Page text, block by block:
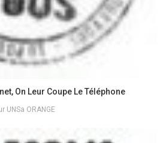
On Leur Coupe Le Téléphone
UNSa ORANGE